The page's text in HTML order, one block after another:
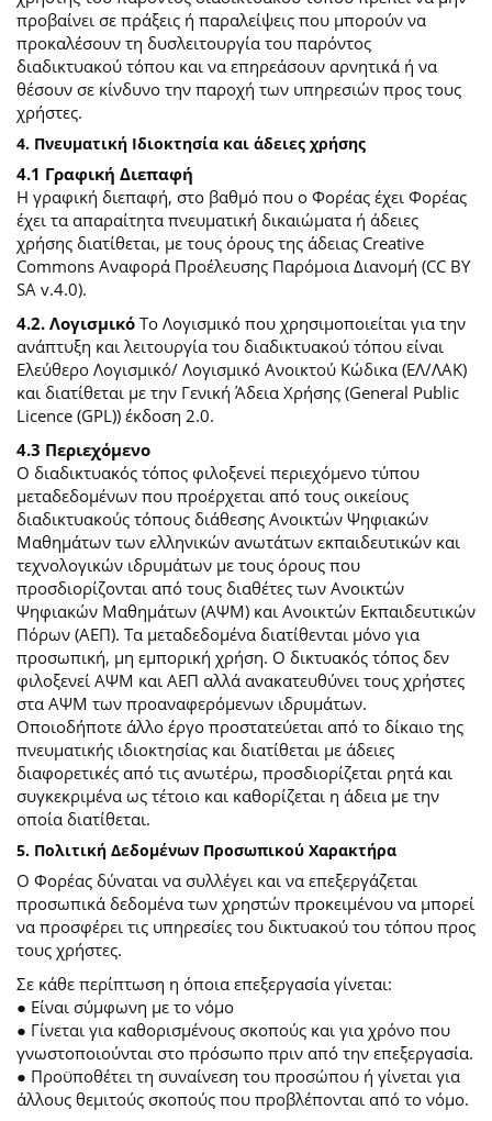
προβαίνει σε πράξεις ή παραλείψεις που μπορούν να
προκαλέσουν τη δυσλειτουργία του παρόντος
διαδικτυακού τόπου και να επηρεάσουν αρνητικά ή να
θέσουν σε κίνδυνο την παροχή των υπηρεσιών προς τους
χρήστες.
4. Πνευματική Ιδιοκτησία και άδειες χρήσης
4.1 Γραφική Διεπαφή
Η γραφική διεπαφή, στο βαθμό που ο Φορέας έχει Φορέας
έχει τα απαραίτητα πνευματική δικαιώματα ή άδειες
χρήσης διατίθεται, με τους όρους της άδειας Creative
Commons Αναφορά Προέλευσης Παρόμοια Διανομή (CC BY
SA v.4.0).
4.2. ΛογισμικόΤο Λογισμικό που χρησιμοποιείται για την
ανάπτυξη και λειτουργία του διαδικτυακού τόπου είναι
Ελεύθερο Λογισμικό/ Λογισμικό Ανοικτού Κώδικα (ΕΛ/ΛΑΚ)
και διατίθεται με την Γενική Άδεια Χρήσης (General Public
Licence (GPL)) έκδοση 2.0.
4.3 Περιεχόμενο
O διαδικτυακός τόπος φιλοξενεί περιεχόμενο τύπου
μεταδεδομένων που προέρχεται από τους οικείους
διαδικτυακούς τόπους διάθεσης Ανοικτών Ψηφιακών
Μαθημάτων των ελληνικών ανωτάτων εκπαιδευτικών και
τεχνολογικών ιδρυμάτων με τους όρους που
προσδιορίζονται από τους διαθέτες των Ανοικτών
Ψηφιακών Μαθημάτων (ΑΨΜ) και Ανοικτών Εκπαιδευτικών
Πόρων (ΑΕΠ). Τα μεταδεδομένα διατίθενται μόνο για
προσωπική, μη εμπορική χρήση. Ο δικτυακός τόπος δεν
φιλοξενεί ΑΨΜ και ΑΕΠ αλλά ανακατευθύνει τους χρήστες
στα ΑΨΜ των προαναφερόμενων ιδρυμάτων.
Οποιοδήποτε άλλο έργο προστατεύεται από το δίκαιο της
πνευματικής ιδιοκτησίας και διατίθεται με άδειες
διαφορετικές από τις ανωτέρω, προσδιορίζεται ρητά και
συγκεκριμένα ως τέτοιο και καθορίζεται η άδεια με την
οποία διατίθεται.
5. Πολιτική Δεδομένων Προσωπικού Χαρακτήρα
Ο Φορέας δύναται να συλλέγει και να επεξεργάζεται
προσωπικά δεδομένα των χρηστών προκειμένου να μπορεί
να προσφέρει τις υπηρεσίες του δικτυακού του τόπου προς
τους χρήστες.
Σε κάθε περίπτωση η όποια επεξεργασία γίνεται:
● Είναι σύμφωνη με το νόμο
● Γίνεται για καθορισμένους σκοπούς και για χρόνο που
γνωστοποιούνται στο πρόσωπο πριν από την επεξεργασία.
● Προϋποθέτει τη συναίνεση του προσώπου ή γίνεται για
άλλους θεμιτούς σκοπούς που προβλέπονται από το νόμο.